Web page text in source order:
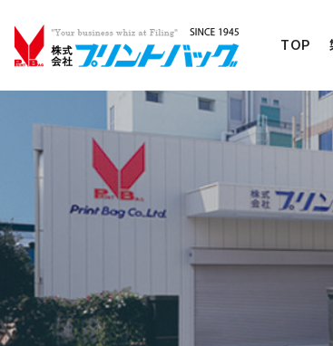
へ
移
TOP